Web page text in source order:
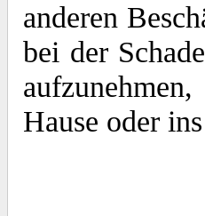
anderen
bei der
Hause oder